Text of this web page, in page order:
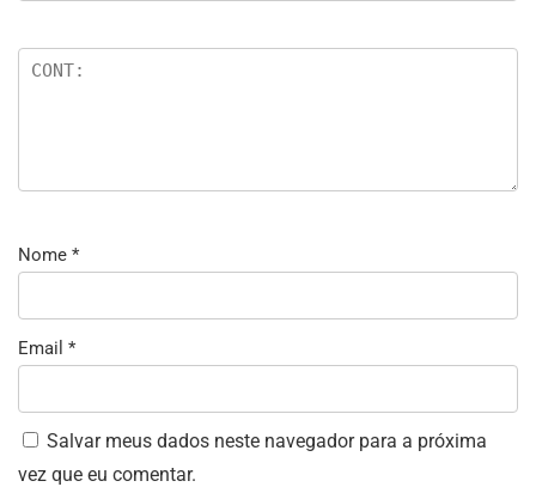
Nome *
Email *
Salvar meus dados neste navegador para a próxima
vez que eu comentar.